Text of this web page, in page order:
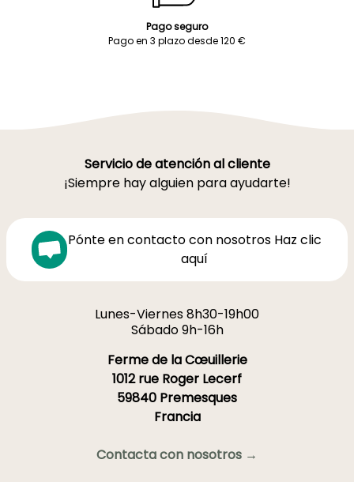
Pago seguro
Pago en 3 plazo desde 120 €
Servicio de atención al cliente
¡Siempre hay alguien para ayudarte!
Pónte en contacto con nosotros Haz clic
aquí
Lunes-Viernes 8h30-19h00
Sábado 9h-16h
Ferme de la Cœuillerie
1012 rue Roger Lecerf
59840 Premesques
Francia
Contacta con nosotros →